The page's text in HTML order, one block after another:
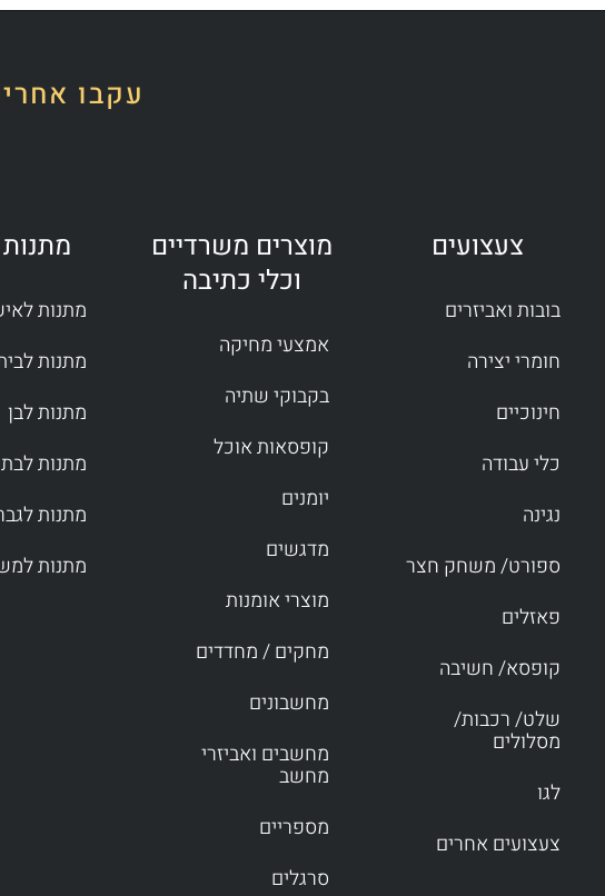
עקבו
צעצועים
בובות ואביזרים
חומרי יצירה
חינוכיים
כלי עבודה
נגינה
ספורט/ משחק חצר
פאזלים
קופסא/ חשיבה
שלט/ רכבות/
מסלולים
לגו
צעצועים אחרים
מוצרים משרדיים
וכלי כתיבה
אמצעי מחיקה
בקבוקי שתיה
קופסאות אוכל
יומנים
מדגשים
מוצרי אומנות
מחקים / מחדדים
מחשבונים
מחשבים ואביזרי
מחשב
מספריים
סרגלים
מתנות
מתנות
מתנות
מתנות לבן
מתנות לבת
מתנות
מתנות